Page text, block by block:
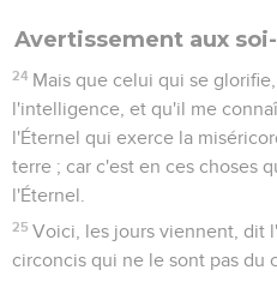
Avertissement aux
24 Mais que celui qui se
l'intelligence, et qu'il me
l'Éternel qui exerce la
terre ; car c'est en ces choses
l'Éternel.
25 Voici, les jours viennent, dit
circoncis qui ne le sont pas du